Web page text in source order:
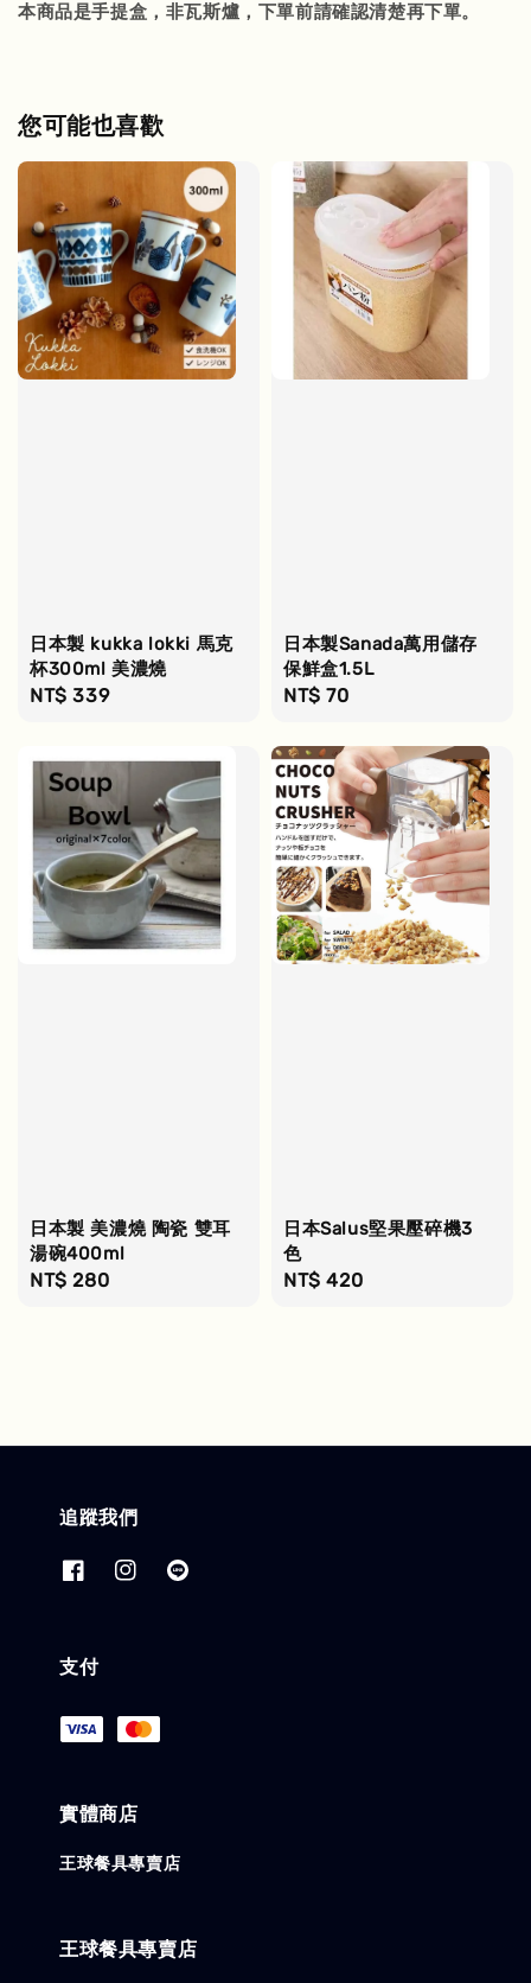
本商品是手提盒，非瓦斯爐，下單前請確認清楚再下單。
您可能也喜歡
日本製 kukka lokki 馬克
杯300ml 美濃燒
Regular
NT$ 339
日本製Sanada萬用儲存
保鮮盒1.5L
Regular
NT$ 70
日本製 美濃燒 陶瓷 雙耳
湯碗400ml
Regular
NT$ 280
日本Salus堅果壓碎機3
色
Regular
NT$ 420
追蹤我們
支付
實體商店
王球餐具專賣店
王球餐具專賣店